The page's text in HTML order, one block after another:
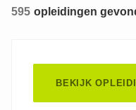
595 opleidingen
BEKIJK